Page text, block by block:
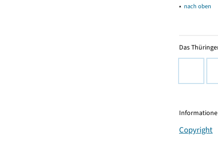
▴ nach oben
Das
Copyright